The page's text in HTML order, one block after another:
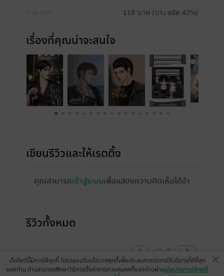
119 บาท (ประหยัด 42%)
เรื่องที่คุณน่าจะสนใจ
เขียนรีวิวและให้เรตติ้ง
คุณสามารถเข้าสู่ระบบเพื่อแสดงความคิดเห็นได้จ้า
รีวิวทั้งหมด
หน้าที่ 1
เว็บไซต์นี้มีการใช้คุกกี้ โปรดยอมรับนโยบายคุกกี้เพื่อประสบการณ์การใช้บริการที่ดีที่สุด
ของท่าน ท่านสามารถศึกษาวิธีการตั้งค่าการควบคุมคุกกี้ของท่านผ่านนโยบายการใช้คุกกี้